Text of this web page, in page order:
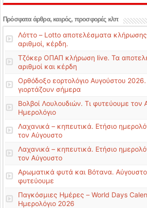
Πρόσφατα άρθρα, καιρός, προσφορές κλπ
Λόττο – Lotto αποτελέσματα κλήρωσης,
αριθμοί, κέρδη.
Τζόκερ ΟΠΑΠ κλήρωση live. Τα
αριθμοί και κέρδη
Ορθόδοξο εορτολόγιο Αυγούστου
γιορτάζουν σήμερα
Βολβοί Λουλουδιών. Τι φυτεύουμε τον
Ημερολόγιο
Λαχανικά – κηπευτικά. Ετήσιο
τον Αύγουστο
Λαχανικά – κηπευτικά. Ετήσιο
τον Αύγουστο
Αρωματικά φυτά και Βότανα.
φυτεύουμε
Παγκόσμιες Ημέρες – World Days
Ημερολόγιο 2026